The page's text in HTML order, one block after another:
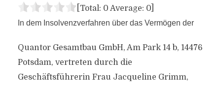
[Total: 0 Average: 0]
In dem Insolvenzverfahren über das Vermögen der
Quantor Gesamtbau GmbH, Am Park 14 b, 14476
Potsdam, vertreten durch die
Geschäftsführerin Frau Jacqueline Grimm,